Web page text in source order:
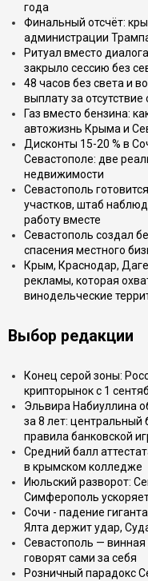
года
Финальный отсчёт:
администрации
Ритуал вместо
закрыло сессию без
48 часов без света и
выплату за
Газ вместо бензина:
автожизнь Крыма и
Дисконты 15-20 % в
Севастополе: две
недвижимости
Севастополь
участков, штаб
работу вместе
Севастополь создал
спасения местного
Крым, Краснодар,
рекламы, которая
винодельческие
Выбор редакции
Конец серой зоны:
крипторынок с 1
Эльвира Набиуллина
за 8 лет: центральный
правила банковской
Средний балл
в крымском колледже
Июльский разворот:
Симферополь
Сочи - падение
Ялта держит удар,
Севастополь —
говорят сами за себя
Розничный парадокс